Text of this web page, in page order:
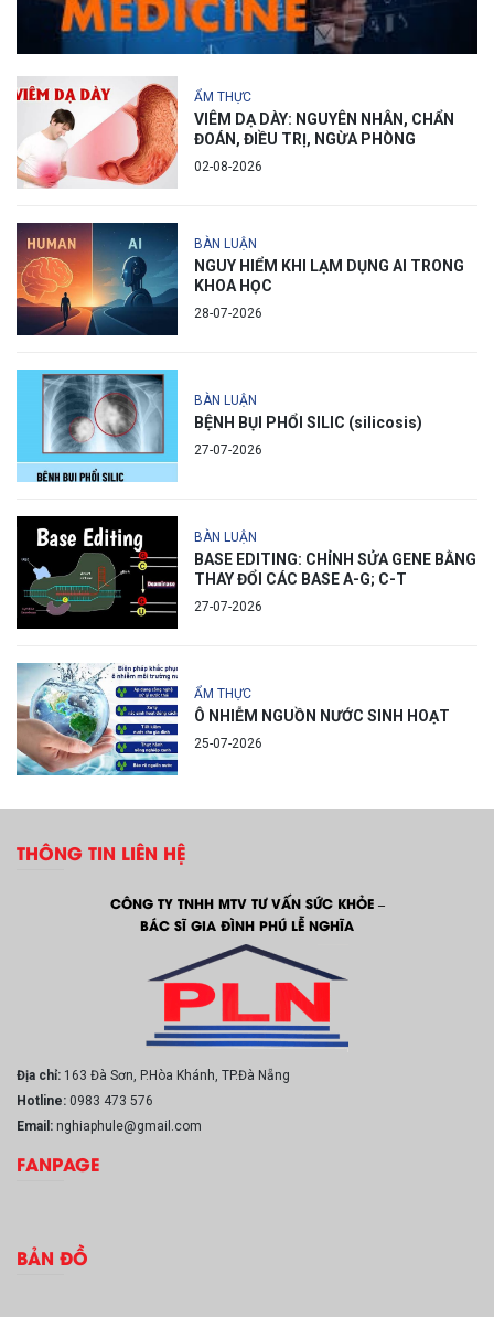
ẨM THỰC
VIÊM DẠ DÀY: NGUYÊN NHÂN, CHẨN
ĐOÁN, ĐIỀU TRỊ, NGỪA PHÒNG
02-08-2026
BÀN LUẬN
NGUY HIỂM KHI LẠM DỤNG AI TRONG
KHOA HỌC
28-07-2026
BÀN LUẬN
BỆNH BỤI PHỔI SILIC (silicosis)
27-07-2026
BÀN LUẬN
BASE EDITING: CHỈNH SỬA GENE BẰNG
THAY ĐỔI CÁC BASE A-G; C-T
27-07-2026
ẨM THỰC
Ô NHIỄM NGUỒN NƯỚC SINH HOẠT
25-07-2026
THÔNG TIN LIÊN HỆ
CÔNG TY TNHH MTV TƯ VẤN SỨC KHỎE –
BÁC SĨ GIA ĐÌNH PHÚ LỄ NGHĨA
Địa chỉ: 163 Đà Sơn, P.Hòa Khánh, TP.Đà Nẵng
Hotline: 0983 473 576
Email: nghiaphule@gmail.com
FANPAGE
BẢN ĐỒ